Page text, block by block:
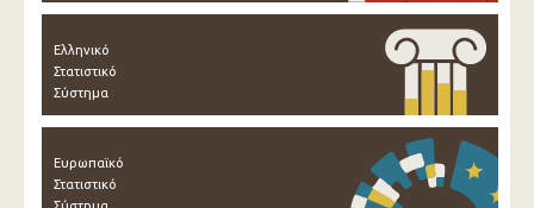
Ελληνικό
Στατιστικό
Σύστημα
Ευρωπαϊκό
Στατιστικό